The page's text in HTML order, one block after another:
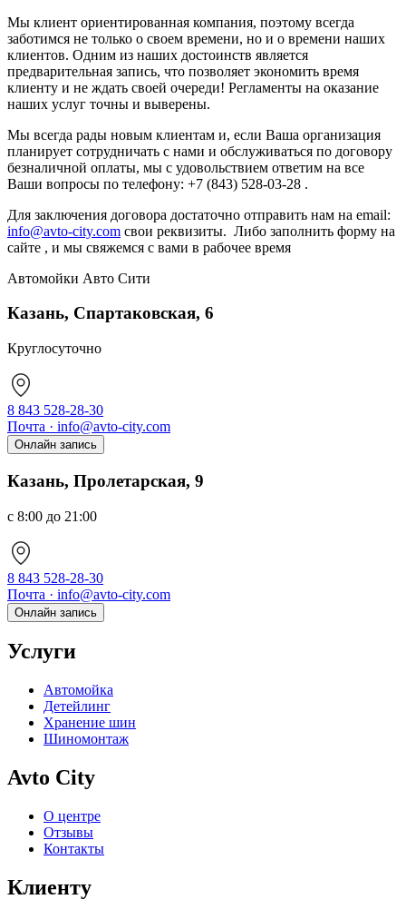
Мы клиент ориентированная компания, поэтому всегда
заботимся не только о своем времени, но и о времени наших
клиентов. Одним из наших достоинств является
предварительная запись, что позволяет экономить время
клиенту и не ждать своей очереди! Регламенты на оказание
наших услуг точны и выверены.
Мы всегда рады новым клиентам и, если Ваша организация
планирует сотрудничать с нами и обслуживаться по договору
безналичной оплаты, мы с удовольствием ответим на все
Ваши вопросы по телефону: +7 (843) 528-03-28 .
Для заключения договора достаточно отправить нам на email:
info@avto-city.com свои реквизиты. Либо заполнить форму на
сайте , и мы свяжемся с вами в рабочее время
Автомойки Авто Сити
Казань, Спартаковская, 6
Круглосуточно
8 843 528-28-30
Почта · info@avto-city.com
Онлайн запись
Казань, Пролетарская, 9
с 8:00 до 21:00
8 843 528-28-30
Почта · info@avto-city.com
Онлайн запись
Услуги
Автомойка
Детейлинг
Хранение шин
Шиномонтаж
Avto City
О центре
Отзывы
Контакты
Клиенту